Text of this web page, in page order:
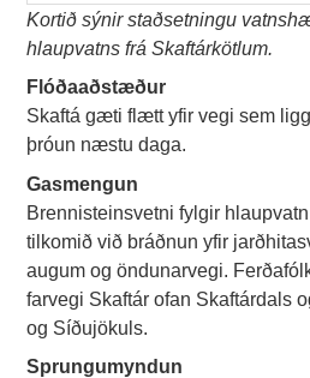
Kortið sýnir staðsetningu
hlaupvatns frá Skaftárkötlum.
Flóðaaðstæður
Skaftá gæti flætt yfir vegi sem
þróun næstu daga.
Gasmengun
Brennisteinsvetni fylgir
tilkomið við bráðnun yfir
augum og öndunarvegi.
farvegi Skaftár ofan Skaftárdals
og Síðujökuls.
Sprungumyndun